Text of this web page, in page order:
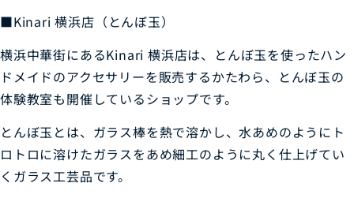
■Kinari 横浜店（とんぼ玉）
横浜中華街にあるKinari 横浜店は、とんぼ玉を使ったハン
ドメイドのアクセサリーを販売するかたわら、
とんぼ玉の
体験教室も開催しているショップです。
とんぼ玉とは、ガラス棒を熱で溶かし、水あめのようにト
ロトロに溶けたガラスをあめ細工のように丸く仕上げてい
くガラス工芸品です。